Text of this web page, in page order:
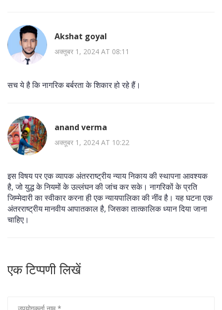
Akshat goyal
अक्तूबर 1, 2024 AT 08:11
सच ये है कि नागरिक बर्बरता के शिकार हो रहे हैं।
anand verma
अक्तूबर 1, 2024 AT 10:22
इस विषय पर एक व्यापक अंतरराष्ट्रीय न्याय निकाय की स्थापना आवश्यक
है, जो युद्ध के नियमों के उल्लंघन की जांच कर सके। नागरिकों के प्रति
जिम्मेदारी का स्वीकार करना ही एक न्यायपालिका की नींव है। यह घटना एक
अंतरराष्ट्रीय मानवीय आपातकाल है, जिसका तात्कालिक ध्यान दिया जाना
चाहिए।
एक टिप्पणी लिखें